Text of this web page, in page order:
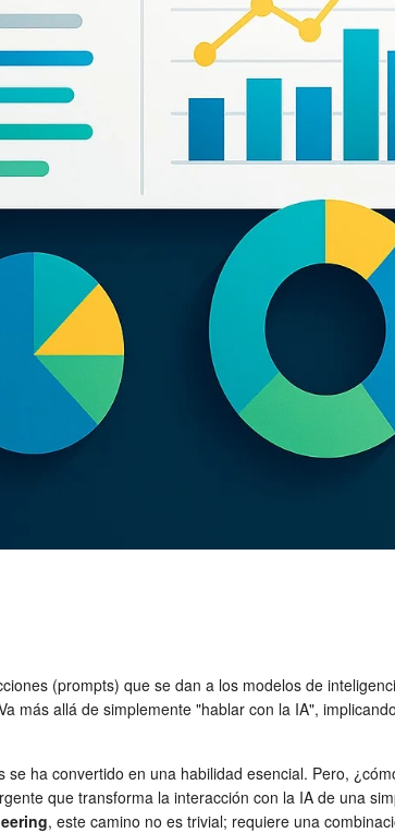
(prompts) que se dan a los modelos de
más allá de simplemente "hablar con la IA",
ha convertido en una habilidad esencial. Pero,
que transforma la interacción con la IA de una
, este camino no es trivial; requiere una